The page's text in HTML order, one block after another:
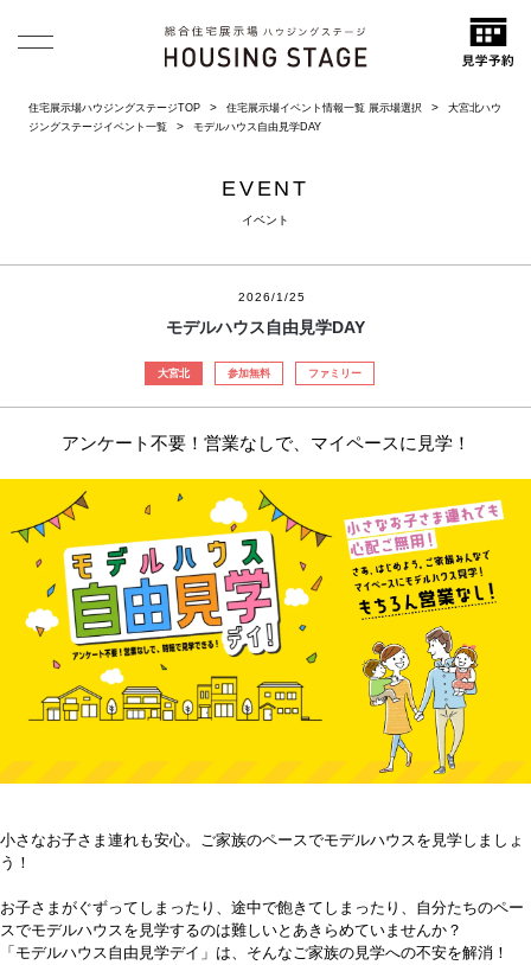
住宅展示場ハウジングステージTOP 住宅展示場イベント情報一覧 展示場選択
大宮北ハウ
ジングステージイベント一覧
モデルハウス自由見学DAY
EVENT
イベント
2026/1/25
モデルハウス自由見学DAY
大宮北 参加無料 ファミリー
アンケート不要！営業なしで、マイペースに見学！
小さなお子さま連れも安心。ご家族のペースでモデルハウスを見学しましょ
う！
お子さまがぐずってしまったり、途中で飽きてしまったり、自分たちのペー
スでモデルハウスを見学するのは難しいとあきらめていませんか？
「モデルハウス自由見学デイ」は、そんなご家族の見学への不安を解消！